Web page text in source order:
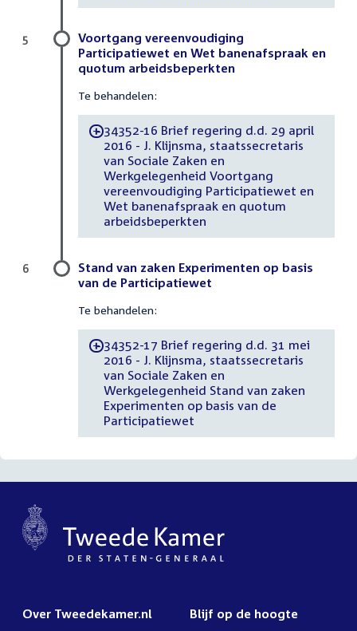
Voortgang vereenvoudiging
Participatiewet en Wet banenafspraak en
quotum arbeidsbeperkten
Te behandelen:
-34352-16 Brief regering d.d. 29 april
2016 - J. Klijnsma, staatssecretaris
van Sociale Zaken en
Werkgelegenheid Voortgang
vereenvoudiging Participatiewet en
Wet banenafspraak en quotum
arbeidsbeperkten
5
Stand van zaken Experimenten op basis
van de Participatiewet
Te behandelen:
-34352-17 Brief regering d.d. 31 mei
2016 - J. Klijnsma, staatssecretaris
van Sociale Zaken en
Werkgelegenheid Stand van zaken
Experimenten op basis van de
Participatiewet
6
Over Tweedekamer.nl Blijf op de hoogte